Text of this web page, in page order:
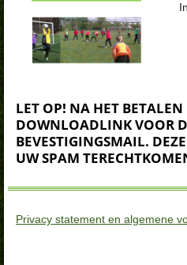
LET OP! NA HET
DOWNLOADLINK VOOR
BEVESTIGINGSMAIL.
UW SPAM
Privacy statement en algemene